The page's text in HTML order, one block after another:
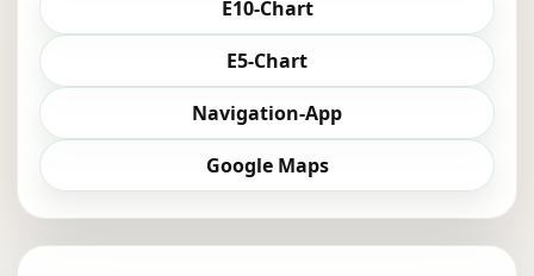
E10-Chart
E5-Chart
Navigation-App
Google Maps